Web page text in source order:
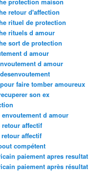
protection maison
retour d'affection
rituel de protection
rituels d amour
sort de protection
d amour
d amour
faire tomber amoureux
son ex
d amour
affectif
affectif
compétent
paiement apres resultat
paiement après résultat